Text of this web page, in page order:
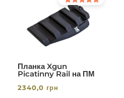
Планка Xgun
Picatinny Rail на ПМ
Оцінено в
5.00
з 5
2340,0 грн